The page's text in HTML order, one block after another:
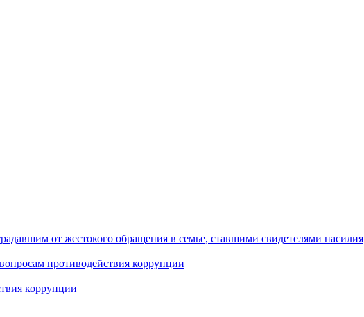
от жестокого обращения в семье, ставшими свидетелями насилия
противодействия коррупции
коррупции